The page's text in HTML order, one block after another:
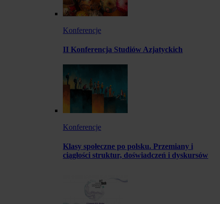
Konferencje
II Konferencja Studiów Azjatyckich
Konferencje
Klasy społeczne po polsku. Przemiany i
ciągłości struktur, doświadczeń i dyskursów